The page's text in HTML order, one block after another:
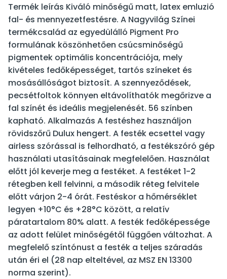
Termék leírás Kiváló minőségű matt, latex emluzió
fal- és mennyezetfestésre. A Nagyvilág Színei
termékcsalád az egyedülálló Pigment Pro
formulának köszönhetően csúcsminőségű
pigmentek optimális koncentrációja, mely
kivételes fedőképességet, tartós színeket és
mosásállóságot biztosít. A szennyeződések,
pecsétfoltok könnyen eltávolíthatók megőrizve a
fal színét és ideális megjelenését. 56 színben
kapható. Alkalmazás A festéshez használjon
rövidszőrű Dulux hengert. A festék ecsettel vagy
airless szórással is felhordható, a festékszóró gép
használati utasításainak megfelelően. Használat
előtt jól keverje meg a festéket. A festéket 1-2
rétegben kell felvinni, a második réteg felvitele
előtt várjon 2-4 órát. Festéskor a hőmérséklet
legyen +10°C és +28°C között, a relatív
páratartalom 80% alatt. A festék fedőképessége
az adott felület minőségétől függően változhat. A
megfelelő színtónust a festék a teljes száradás
után éri el (28 nap elteltével, az MSZ EN 13300
norma szerint).